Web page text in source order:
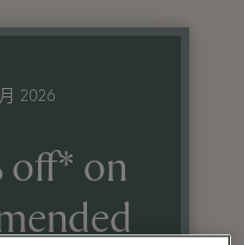
2026
off* on